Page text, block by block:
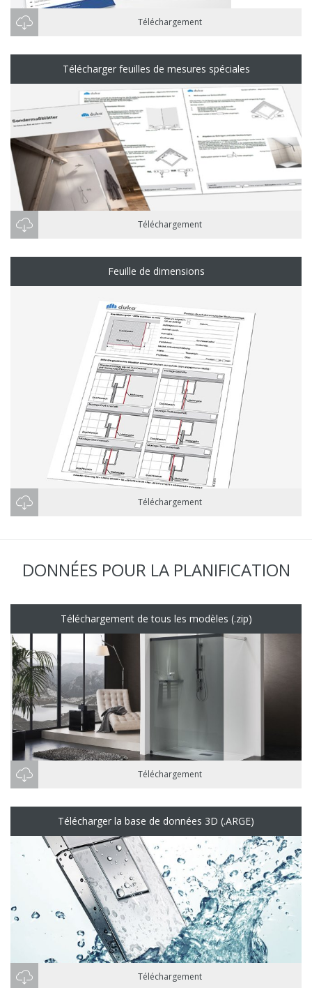
Téléchargement
Télécharger feuilles de mesures spéciales
Téléchargement
Feuille de dimensions
Téléchargement
DONNÉES POUR LA PLANIFICATION
Téléchargement de tous les modèles (.zip)
Téléchargement
Télécharger la base de données 3D (.ARGE)
Téléchargement